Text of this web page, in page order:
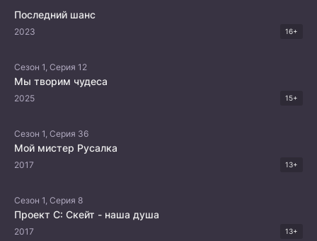
Последний шанс
2023 16+
Сезон 1, Серия 12
Мы творим чудеса
2025 15+
Сезон 1, Серия 36
Мой мистер Русалка
2017 13+
Сезон 1, Серия 8
Проект С: Скейт - наша душа
2017 13+